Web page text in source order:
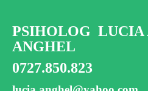
PSIHOLOG LUCIA
ANGHEL
0727.850.823